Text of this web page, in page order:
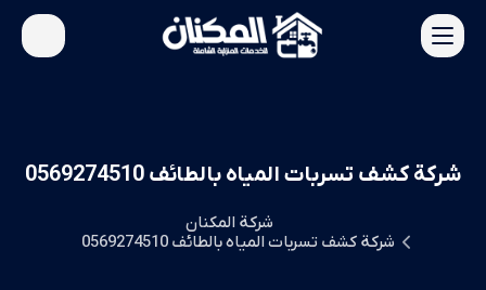
شركة كشف تسربات المياه بالطائف 0569274510
شركة المكنان
شركة كشف تسربات المياه بالطائف 0569274510